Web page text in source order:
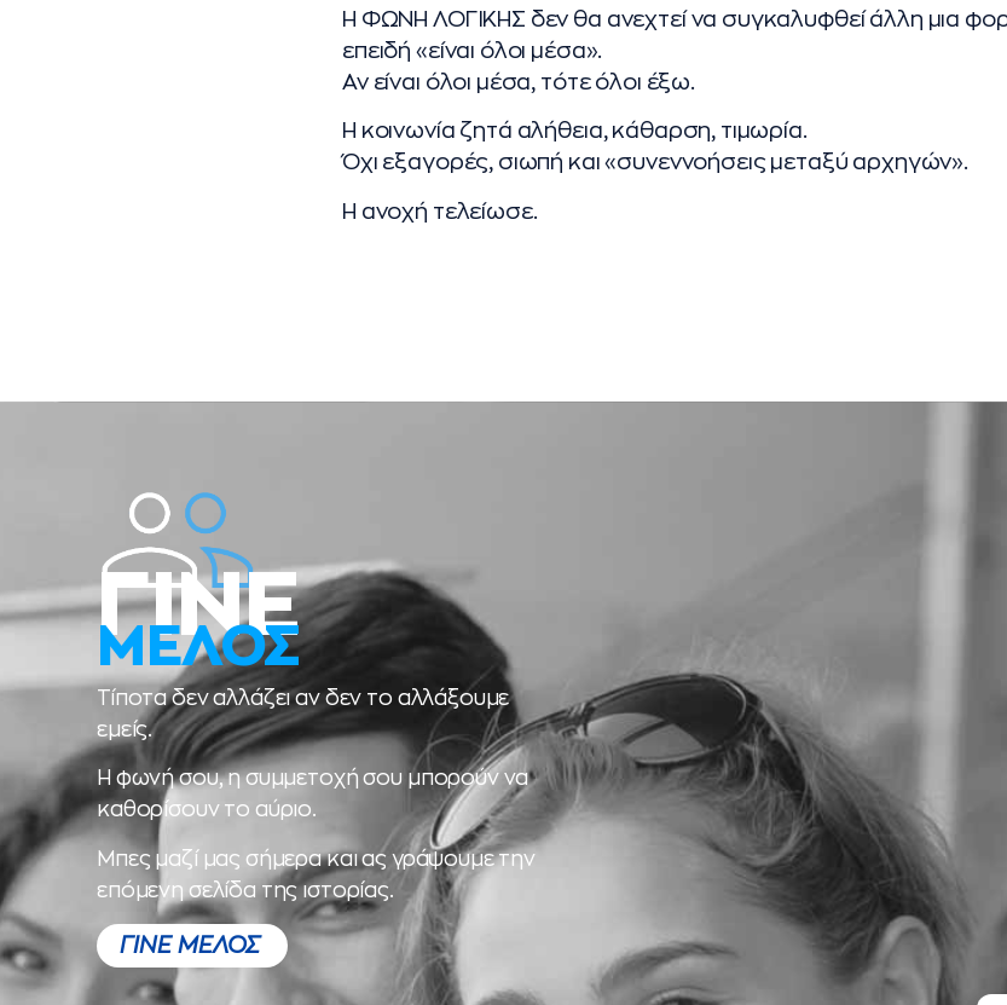
Η ΦΩΝΗ ΛΟΓΙΚΗΣ δεν θα ανεχτεί να συγκαλυφθεί άλλη μια
επειδή «είναι όλοι μέσα».
Αν είναι όλοι μέσα, τότε όλοι έξω.
Η κοινωνία ζητά αλήθεια, κάθαρση, τιμωρία.
Όχι εξαγορές, σιωπή και «συνεννοήσεις μεταξύ αρχηγών».
Η ανοχή τελείωσε.
ΓΙΝΕ
ΜΕΛΟΣ
Τίποτα δεν αλλάζει αν δεν το αλλάξουμε
εμείς.
Η φωνή σου, η συμμετοχή σου μπορούν να
καθορίσουν το αύριο.
Μπες μαζί μας σήμερα και ας γράψουμε την
επόμενη σελίδα της ιστορίας.
ΓΙΝΕ ΜΕΛΟΣ